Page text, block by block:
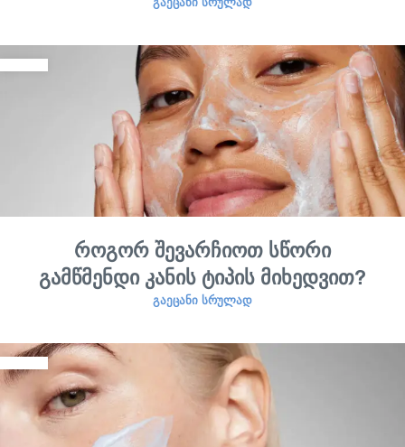
ᲒᲐᲔᲪᲐᲜᲘ ᲡᲠᲣᲚᲐᲓ
როგორ შევარჩიოთ სწორი
გამწმენდი კანის ტიპის მიხედვით?
ᲒᲐᲔᲪᲐᲜᲘ ᲡᲠᲣᲚᲐᲓ